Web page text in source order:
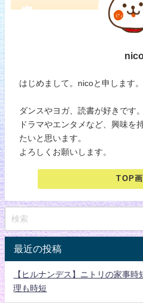
はじめまして。nicoと申します。
ダンスやヨガ、読書が好きです。
ドラマやエンタメなど、興味を
たいと思います。
よろしくお願いします。
TOP画
最近の投稿
【ヒルナンデス】ニトリの家事
理も時短